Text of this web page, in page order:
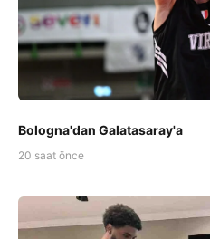
Bologna'dan Galatasaray'a
20 saat önce